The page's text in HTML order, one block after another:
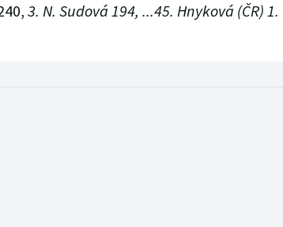
3. N. Sudová 194, ...45. Hnyková (ČR) 1.